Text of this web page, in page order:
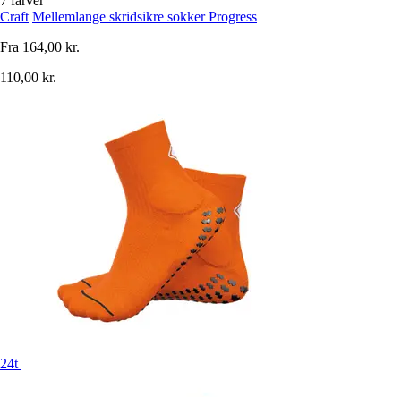
Craft Mellemlange skridsikre sokker Progress
Fra 164,00 kr.
110,00 kr.
24t